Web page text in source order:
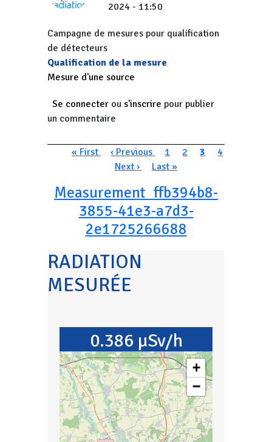
2024 - 11:50
Campagne de mesures pour qualification
de détecteurs
Qualification de la mesure
Mesure d'une source
Se connecter ou s'inscrire pour publier
un commentaire
Pagination
Première page
« First Page précédente
‹ Previous Page
1 Page
2 Page courante
3 Page
4
Page suivante
Next › Dernière page
Last »
Measurement_ffb394b8-
3855-41e3-a7d3-
2e1725266688
RADIATION
MESURÉE
0.386 µSv/h
+
−